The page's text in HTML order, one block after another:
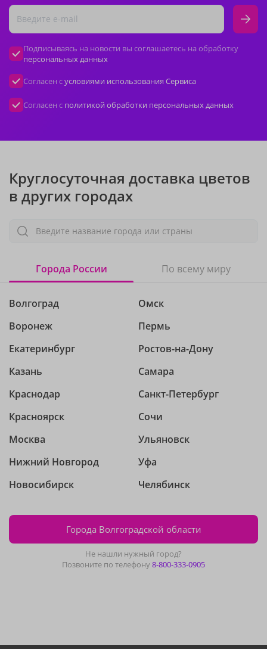
Подписываясь на новости вы соглашаетесь на обработку
персональных данных
Согласен сусловиями использования Сервиса
Согласен с политикой обработки персональных данных
Круглосуточная доставка цветов
в других городах
Введите название города или страны
Города России По всему миру
Волгоград
Воронеж
Екатеринбург
Казань
Краснодар
Красноярск
Москва
Нижний Новгород
Новосибирск
Омск
Пермь
Ростов-на-Дону
Самара
Санкт-Петербург
Сочи
Ульяновск
Уфа
Челябинск
Города Волгоградской области
Не нашли нужный город?
Позвоните по телефону8-800-333-0905